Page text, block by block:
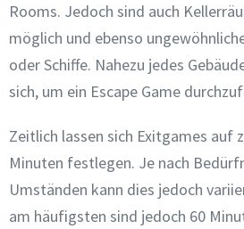
Rooms. Jedoch sind auch
möglich und ebenso
oder Schiffe. Nahezu jedes
sich, um ein Escape Game
Zeitlich lassen sich Exitgames auf
Minuten festlegen. Je nach
Umständen kann dies jedoch
am häufigsten sind jedoch 60